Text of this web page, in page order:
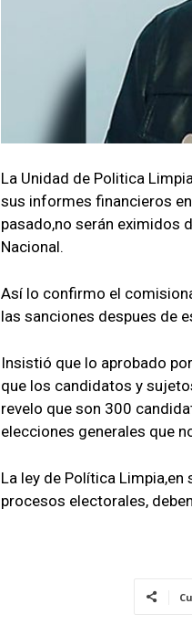
La Unidad de Politica
sus informes financieros
pasado,no serán eximidos
Nacional.
Así lo confirmo el
las sanciones despues de
Insistió que lo aprobado
que los candidatos y
revelo que son 300
elecciones generales que
La ley de Política
procesos electorales,